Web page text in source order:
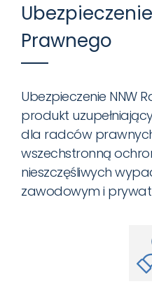
Prawnego
Ubezpieczenie NNW
produkt
dla radców
wszechstronną
nieszczęśliwych
zawodowym i